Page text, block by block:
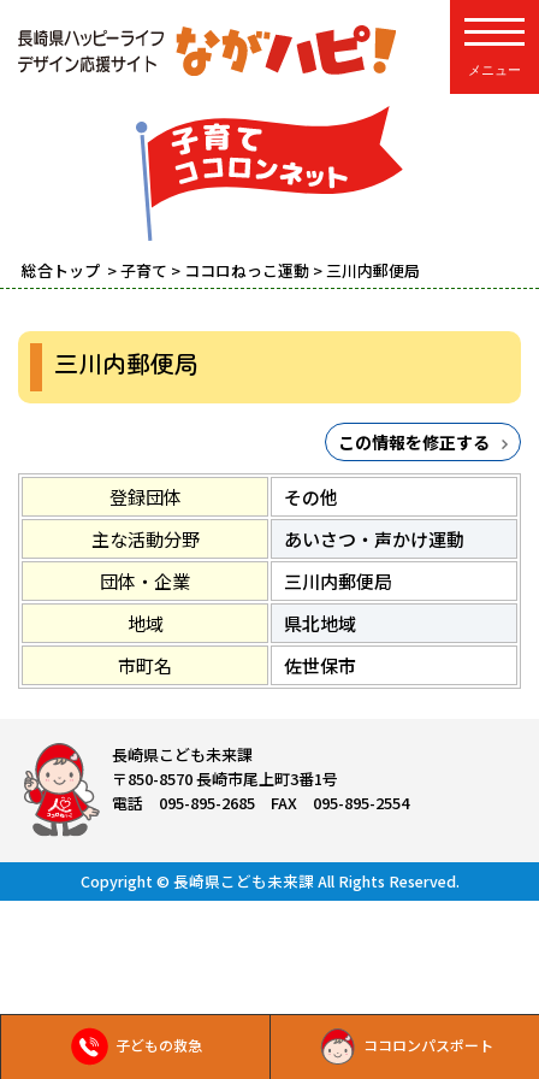
子どもの救急 ココロンパスポート
総合トップ >子育て > ココロねっこ運動 > 三川内郵便局
三川内郵便局
この情報を修正する
登録団体
その他
主な活動分野
あいさつ・声かけ運動
団体・企業
三川内郵便局
地域
県北地域
市町名
佐世保市
長崎県こども未来課
〒850-8570 長崎市尾上町3番1号
電話 095-895-2685 FAX 095-895-2554
Copyright © 長崎県こども未来課 All Rights Reserved.